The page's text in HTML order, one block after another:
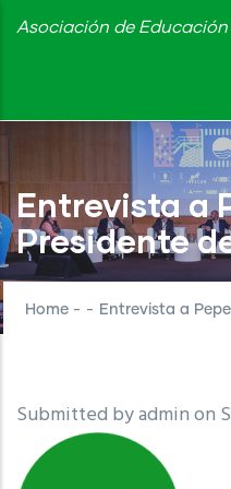
Skip
content
Asociación de
Entrevista a
Presidente
Home - - Entrevista a
Submitted byadminon